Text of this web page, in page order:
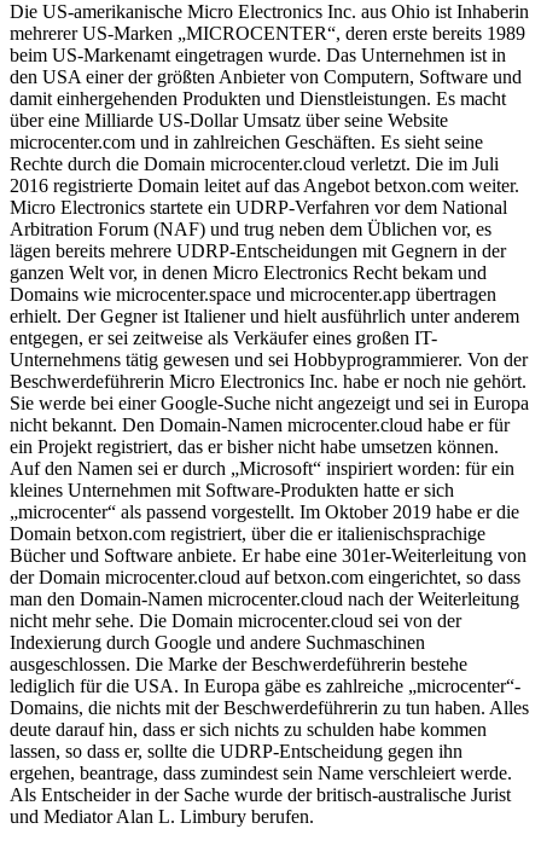
Die US-amerikanische Micro Electronics Inc. aus Ohio ist Inhaberin
mehrerer US-Marken „MICROCENTER“, deren erste bereits 1989
beim US-Markenamt eingetragen wurde. Das Unternehmen ist in
den USA einer der größten Anbieter von Computern, Software und
damit einhergehenden Produkten und Dienstleistungen. Es macht
über eine Milliarde US-Dollar Umsatz über seine Website
microcenter.com und in zahlreichen Geschäften. Es sieht seine
Rechte durch die Domain microcenter.cloud verletzt. Die im Juli
2016 registrierte Domain leitet auf das Angebot betxon.com weiter.
Micro Electronics startete ein UDRP-Verfahren vor dem National
Arbitration Forum (NAF) und trug neben dem Üblichen vor, es
lägen bereits mehrere UDRP-Entscheidungen mit Gegnern in der
ganzen Welt vor, in denen Micro Electronics Recht bekam und
Domains wie microcenter.space und microcenter.app übertragen
erhielt. Der Gegner ist Italiener und hielt ausführlich unter anderem
entgegen, er sei zeitweise als Verkäufer eines großen IT-
Unternehmens tätig gewesen und sei Hobbyprogrammierer. Von der
Beschwerdeführerin Micro Electronics Inc. habe er noch nie gehört.
Sie werde bei einer Google-Suche nicht angezeigt und sei in Europa
nicht bekannt. Den Domain-Namen microcenter.cloud habe er für
ein Projekt registriert, das er bisher nicht habe umsetzen können.
Auf den Namen sei er durch „Microsoft“ inspiriert worden: für ein
kleines Unternehmen mit Software-Produkten hatte er sich
„microcenter“ als passend vorgestellt. Im Oktober 2019 habe er die
Domain betxon.com registriert, über die er italienischsprachige
Bücher und Software anbiete. Er habe eine 301er-Weiterleitung von
der Domain microcenter.cloud auf betxon.com eingerichtet, so dass
man den Domain-Namen microcenter.cloud nach der Weiterleitung
nicht mehr sehe. Die Domain microcenter.cloud sei von der
Indexierung durch Google und andere Suchmaschinen
ausgeschlossen. Die Marke der Beschwerdeführerin bestehe
lediglich für die USA. In Europa gäbe es zahlreiche „microcenter“-
Domains, die nichts mit der Beschwerdeführerin zu tun haben. Alles
deute darauf hin, dass er sich nichts zu schulden habe kommen
lassen, so dass er, sollte die UDRP-Entscheidung gegen ihn
ergehen, beantrage, dass zumindest sein Name verschleiert werde.
Als Entscheider in der Sache wurde der britisch-australische Jurist
und Mediator Alan L. Limbury berufen.